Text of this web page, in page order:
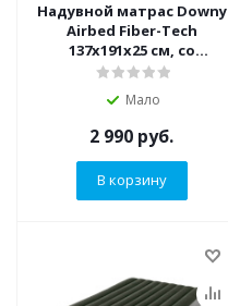
Надувной матрас Downy
Airbed Fiber-Tech
137х191х25 см, со
встроенным ножным
Мало
2 990 руб.
В корзину